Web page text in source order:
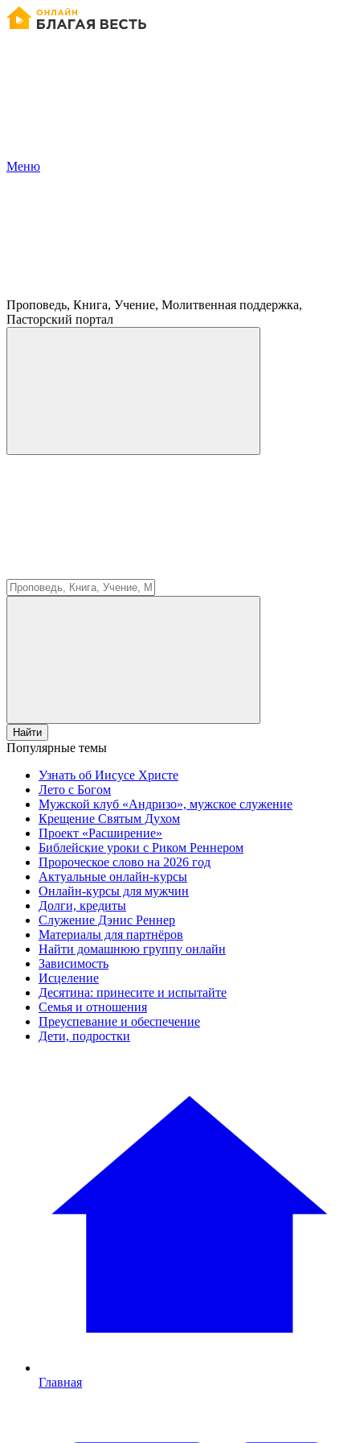
Меню
Проповедь, Книга, Учение, Молитвенная поддержка,
Пасторский портал
Найти
Популярные темы
Узнать об Иисусе Христе
Лето с Богом
Мужской клуб «Андризо», мужское служение
Крещение Святым Духом
Проект «Расширение»
Библейские уроки с Риком Реннером
Пророческое слово на 2026 год
Актуальные онлайн-курсы
Онлайн-курсы для мужчин
Долги, кредиты
Служение Дэнис Реннер
Материалы для партнёров
Найти домашнюю группу онлайн
Зависимость
Исцеление
Десятина: принесите и испытайте
Семья и отношения
Преуспевание и обеспечение
Дети, подростки
Главная